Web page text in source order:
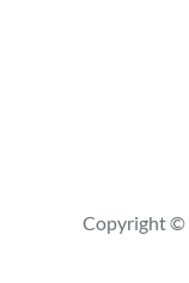
Copyright ©